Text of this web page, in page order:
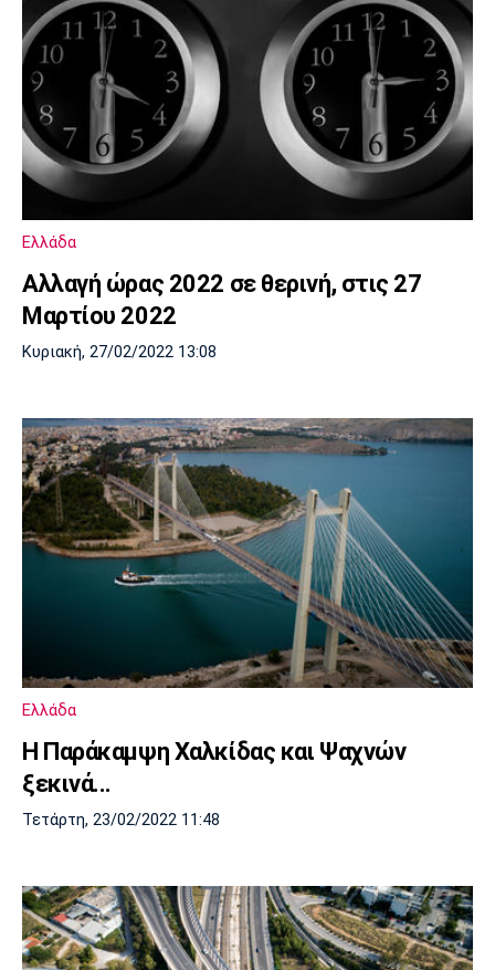
Μονακό
Ερυθρός
Αστέρας
Τότεναμ
Ελλάδα
Αλλαγή ώρας 2022 σε θερινή, στις 27
Μαρτίου 2022
Κυριακή, 27/02/2022 13:08
Ελλάδα
Η Παράκαμψη Χαλκίδας και Ψαχνών
ξεκινά...
Τετάρτη, 23/02/2022 11:48